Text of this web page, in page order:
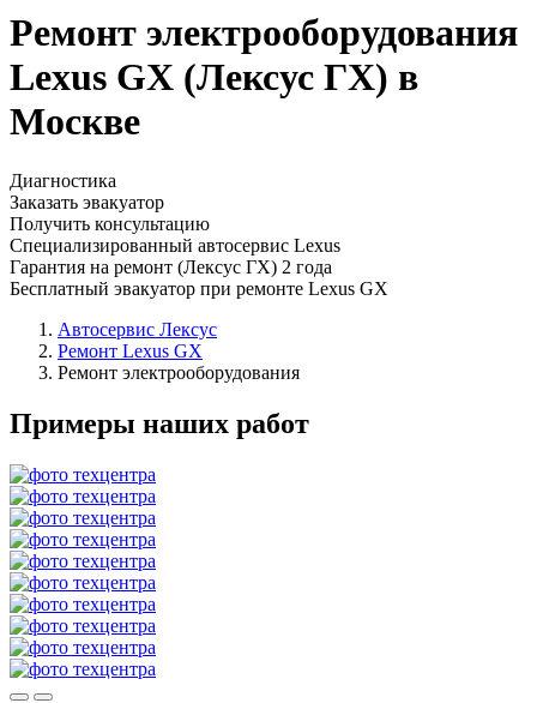
Ремонт электрооборудования
Lexus GX (Лексус ГХ) в
Москве
Диагностика
Заказать эвакуатор
Получить консультацию
Специализированный автосервис Lexus
Гарантия на ремонт (Лексус ГХ) 2 года
Бесплатный эвакуатор при ремонте Lexus GX
Автосервис Лексус
Ремонт Lexus GX
Ремонт электрооборудования
Примеры наших работ